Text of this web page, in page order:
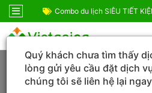
Combo du lịch SIÊU TIẾT
Trang chủ Hồ Chí Minh Bến
Quý khách chưa tìm thấy
lòng gửi yêu cầu đặt dịch
chúng tôi sẽ liên hệ lại